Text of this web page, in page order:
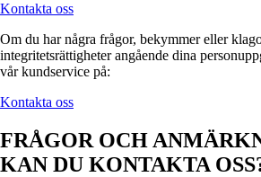
Kontakta oss
Om du har några frågor, bekymmer eller
integritetsrättigheter angående dina
vår kundservice på:
Kontakta oss
FRÅGOR OCH
KAN DU KONTAKTA